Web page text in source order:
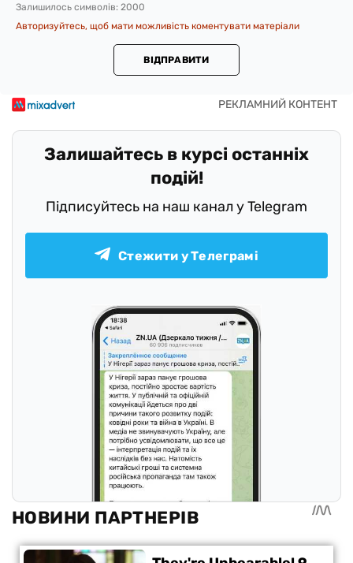
Залишилось символів: 2000
Авторизуйтесь, щоб мати можливість коментувати матеріали
ВІДПРАВИТИ
Залишайтесь в курсі останніх
подій!
Підписуйтесь на наш канал у Telegram
Стежити у Телеграмі